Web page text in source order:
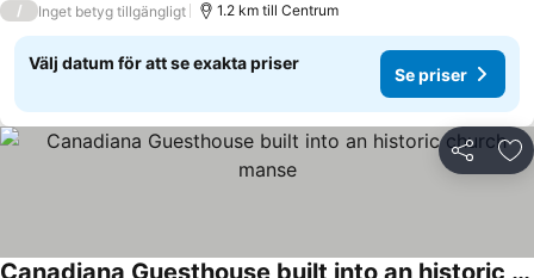
/ Inget betyg tillgängligt 1.2 km till Centrum
Välj datum för att se exakta priser
Se priser
Dela
Canadiana Guesthouse built into an historic church manse